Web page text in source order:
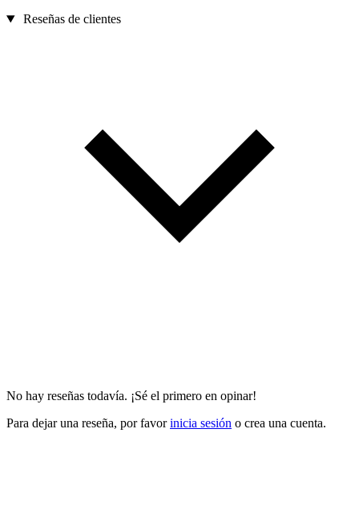
Reseñas de clientes
No hay reseñas todavía. ¡Sé el primero en opinar!
Para dejar una reseña, por favorinicia sesión o crea una cuenta.